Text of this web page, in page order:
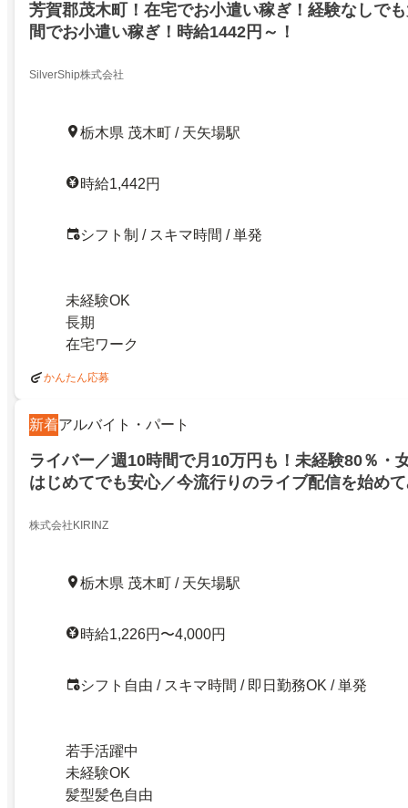
芳賀郡茂木町！在宅でお小遣い稼ぎ！経験なしで
間でお小遣い稼ぎ！時給1442円～！
SilverShip株式会社
栃木県 茂木町 / 天矢場駅
時給1,442円
シフト制 / スキマ時間 / 単発
未経験OK
長期
在宅ワーク
かんたん応募
新着アルバイト・パート
ライバー／週10時間で月10万円も！未経験80％・
はじめてでも安心／今流行りのライブ配信を始め
株式会社KIRINZ
栃木県 茂木町 / 天矢場駅
時給1,226円〜4,000円
シフト自由 / スキマ時間 / 即日勤務OK / 単発
若手活躍中
未経験OK
髪型髪色自由